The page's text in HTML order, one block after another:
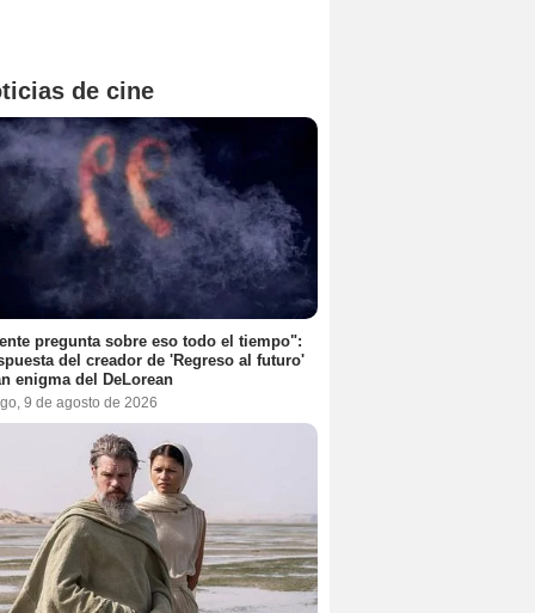
de cine
pregunta sobre eso todo el tiempo":
del creador de 'Regreso al futuro'
enigma del DeLorean
9 de agosto de 2026